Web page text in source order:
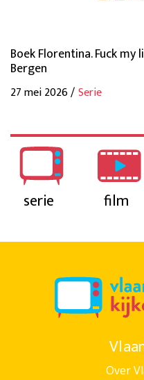
Boek Florentina. Fuck
Bergen
27 mei 2026 /Serie
serie film
Over